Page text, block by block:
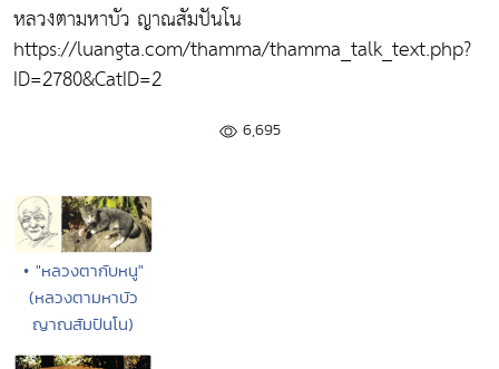
หลวงตามหาบัว ญาณสัมปันโน
https://luangta.com/thamma/thamma_talk_text.php?
ID=2780&CatID=2
6,695
• "หลวงตากับหนู"
(หลวงตามหาบัว
ญาณสัมปันโน)